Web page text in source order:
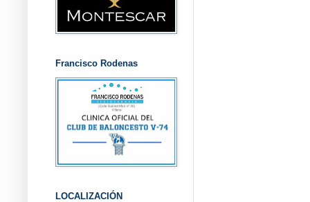
Francisco Rodenas
LOCALIZACIÓN